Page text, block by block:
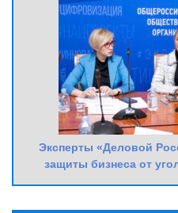
Эксперты «Деловой
защиты бизнеса от